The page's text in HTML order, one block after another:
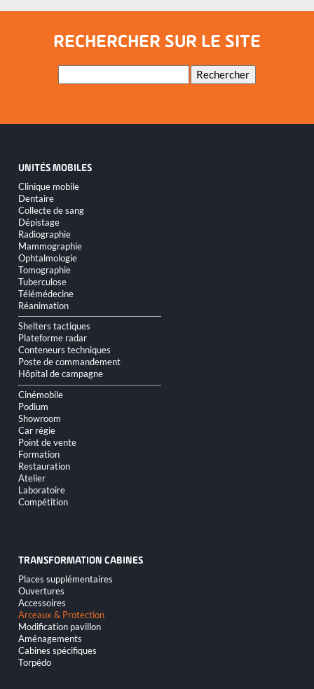
RECHERCHER SUR LE SITE
Mots-
Rechercher
UNITÉS MOBILES
Aller
au
contenu
Clinique mobile
Dentaire
Collecte de sang
Dépistage
Radiographie
Mammographie
Ophtalmologie
Tomographie
Tuberculose
Télémédecine
Réanimation
Shelters tactiques
Plateforme radar
Conteneurs techniques
Poste de commandement
Hôpital de campagne
Cinémobile
Podium
Showroom
Car régie
Point de vente
Formation
Restauration
Atelier
Laboratoire
Compétition
TRANSFORMATION CABINES
Aller
au
contenu
Places supplémentaires
Ouvertures
Accessoires
Arceaux & Protection
Modification pavillon
Aménagements
Cabines spécifiques
Torpédo